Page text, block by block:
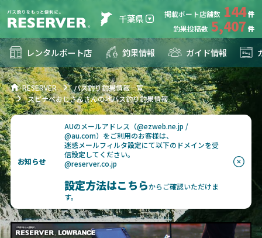
千葉県 掲載ボート店舗数 144
釣果投稿数 5,407
レンタルボート店 釣果情報 ガイド情報
RESERVER
バス釣り釣果情報一覧
スピナベおじさんさんの地バス釣り釣果情報
お知らせ
AUのメールアドレス（@ezweb.ne.jp /
@au.com）をご利用のお客様は、
迷惑メールフィルタ設定にて以下のドメインを受
信設定してください。
@reserver.co.jp
設定方法はこちらからご確認いただけま
す。